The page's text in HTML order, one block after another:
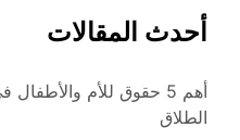
أحدث المقالات
أهم 5 حقوق للأم
الطلاق